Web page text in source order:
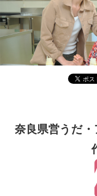
奈良県営うだ